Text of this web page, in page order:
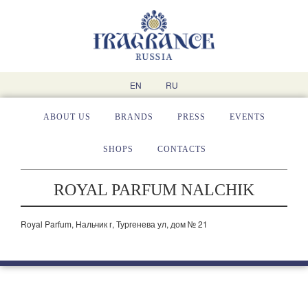
EN RU
ABOUT US BRANDS PRESS EVENTS
SHOPS CONTACTS
ROYAL PARFUM NALCHIK
Royal Parfum, Нальчик г, Тургенева ул, дом № 21